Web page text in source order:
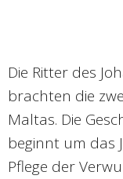
Die Ritter des
brachten die
Maltas. Die
beginnt um das
Pflege der